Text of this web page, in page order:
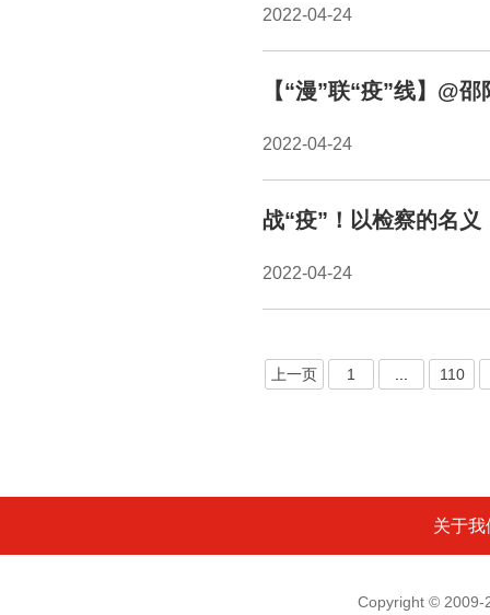
2022-04-24
【“漫”联“疫”线】@
2022-04-24
战“疫”！以检察的名义
2022-04-24
上一页 1 110
关于我
Copyright © 2009-